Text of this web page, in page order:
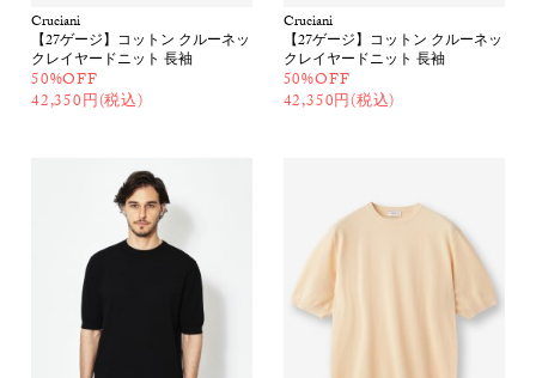
Cruciani
【27ゲージ】コットン クルーネッ
クレイヤードニット 長袖
50%OFF
42,350円(税込)
Cruciani
【27ゲージ】コットン クルーネッ
クレイヤードニット 長袖
50%OFF
42,350円(税込)